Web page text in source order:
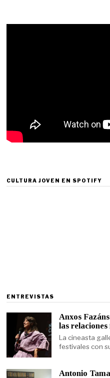
CULTURA JOVEN EN SPOTIFY
ENTREVISTAS
Anxos
las
La cineasta
festivales con
Antonio